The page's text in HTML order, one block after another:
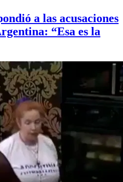
a las acusaciones
“Esa es la